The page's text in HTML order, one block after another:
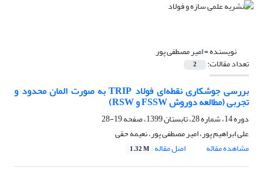
نویسنده =امیر مصطفی پور
تعداد مقالات: 2
بررسی جوشکاری نقطه‌ای فولاد TRIP به صورت المان محدود و
تجربی (مطالعه دوروش FSSW و RSW)
دوره 14، شماره 28، تابستان 1399، صفحه
19-28
علی ابراهیم پور، امیر مصطفی پور، نعیمه حقی
مشاهده مقاله
اصل مقاله 1.32 M